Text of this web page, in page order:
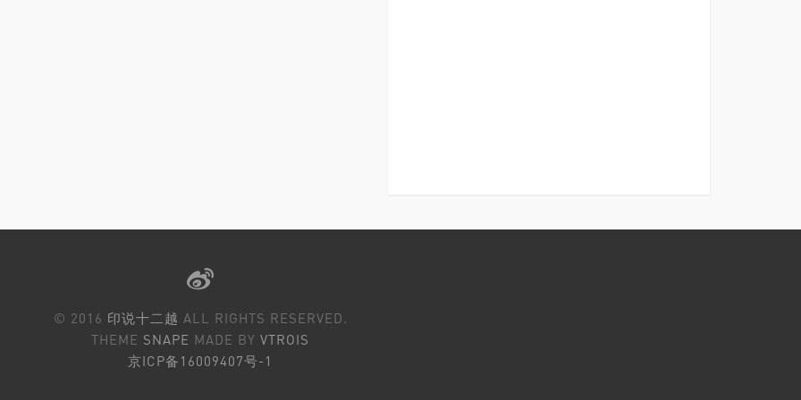
© 2016 印说十二越 ALL RIGHTS RESERVED.
THEME SNAPE MADE BY VTROIS
京ICP备16009407号-1